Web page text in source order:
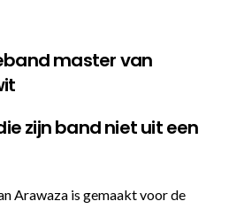
master van
zijn band niet uit een
Arawaza is gemaakt voor de